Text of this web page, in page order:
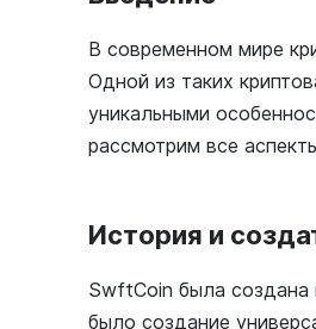
В современном мире
Одной из таких
уникальными
рассмотрим все
История и
SwftCoin была создана
было создание